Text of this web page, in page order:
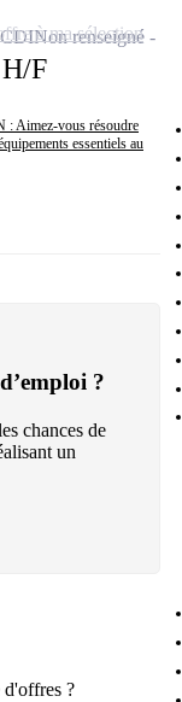
F
: Aimez-vous résoudre
essentiels au
CDINon renseigné
à ma sélection
?
chances de
un
d'offres ?